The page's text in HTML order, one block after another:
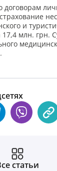
и
17,4 млн. грн.
статьи